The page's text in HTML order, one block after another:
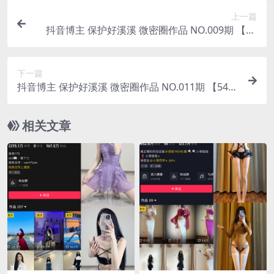
上一篇
抖音博主 保护好溪溪 微密圈作品 NO.009期 【38
下一篇
抖音博主 保护好溪溪 微密圈作品 NO.011期 【54
相关文章